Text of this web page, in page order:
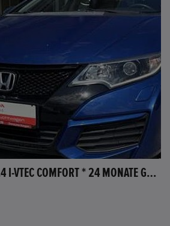
HONDA CIVIC CIVIC 1.4 I-VTEC COMFORT * 24 MONATE GARANTIE *